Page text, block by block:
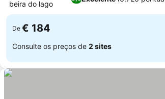
beira do lago
De € 184
Consulte os preços de 2 sites